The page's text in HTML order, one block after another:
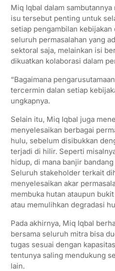
Miq Iqbal dalam
isu tersebut penting untuk
setiap pengambilan kebijakan
seluruh permasalahan yang
sektoral saja, melainkan isi
dikuatkan kolaborasi dalam
“Bagaimana
tercermin dalan setiap
ungkapnya.
Selain itu, Miq Iqbal juga
menyelesaikan berbagai
hulu, sebelum disibukkan
terjadi di hilir. Seperti
hidup, di mana banjir
Seluruh stakeholder terkait
menyelesaikan akar
membuka hutan ataupun
atau memulihkan degradasi
Pada akhirnya, Miq Iqbal
bersama seluruh mitra bisa
tugas sesuai dengan
tentunya saling mendukung
lain.